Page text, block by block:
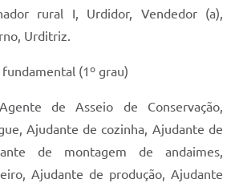
rural I, Urdidor, Vendedor (a),
Urditriz.
(1º grau)
de Asseio de Conservação,
Ajudante de cozinha, Ajudante de
de montagem de andaimes,
Ajudante de produção, Ajudante